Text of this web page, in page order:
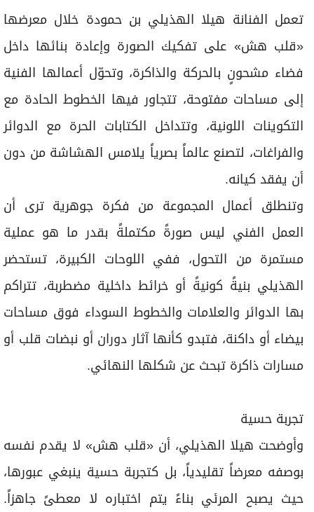
عدد اليوم
مواقيت الصلاة
الأحوال الجوية
تعمل الفنانة هيلا الهذيلي بن حمودة خلال معرضها
«قلب هش» على تفكيك الصورة وإعادة بنائها داخل
فضاء مشحونٍ بالحركة والذاكرة، وتحوّل أعمالها الفنية
إلى مساحات مفتوحة، تتجاور فيها الخطوط الحادة مع
التكوينات اللونية، وتتداخل الكتابات الحرة مع الدوائر
والفراغات، لتصنع عالماً بصرياً يلامس الهشاشة من دون
أن يفقد كيانه.
وتنطلق أعمال المجموعة من فكرة جوهرية ترى أن
العمل الفني ليس صورةً مكتملةً بقدر ما هو عملية
مستمرة من التحول، ففي اللوحات الكبيرة، تستحضر
الهذيلي بنيةً كونيةً أو خرائط داخلية مضطربة، تتراكم
بها الدوائر والعلامات والخطوط السوداء فوق مساحات
بيضاء أو داكنة، فتبدو كأنها آثار دوران أو نبضات قلب أو
مسارات ذاكرة تبحث عن شكلها النهائي.
تجربة حسية
وأوضحت هيلا الهذيلي، أن «قلب هش» لا يقدم نفسه
بوصفه معرضاً تقليدياً، بل كتجربة حسية ينبغي عبورها،
حيث يصبح المرئي بناءً يتم اختباره لا معطىً جاهزاً.